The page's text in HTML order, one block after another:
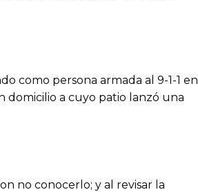
como persona armada al 9-1-1 en
domicilio a cuyo patio lanzó una
no conocerlo; y al revisar la